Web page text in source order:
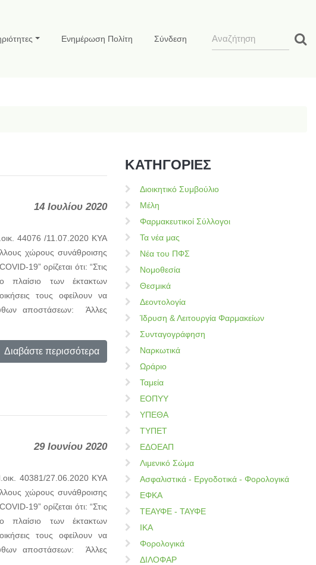
Ενημέρωση Πολίτη Σύνδεση
14 Ιουλίου 2020
44076 /11.07.2020 ΚΥΑ
χώρους συνάθροισης
19” ορίζεται ότι: “Στις
πλαίσιο των έκτακτων
τους οφείλουν να
αποστάσεων: Άλλες
Διαβάστε περισσότερα
29 Ιουνίου 2020
40381/27.06.2020 ΚΥΑ
χώρους συνάθροισης
19” ορίζεται ότι: “Στις
πλαίσιο των έκτακτων
τους οφείλουν να
αποστάσεων: Άλλες
ΚΑΤΗΓΟΡΙΕΣ
Διοικητικό Συμβούλιο
Μέλη
Φαρμακευτικοί Σύλλογοι
Τα νέα μας
Νέα του ΠΦΣ
Νομοθεσία
Θεσμικά
Δεοντολογία
Ίδρυση & Λειτουργία Φαρμακείων
Συνταγογράφηση
Ναρκωτικά
Ωράριο
Ταμεία
ΕΟΠΥΥ
ΥΠΕΘΑ
ΤΥΠΕΤ
ΕΔΟΕΑΠ
Λιμενικό Σώμα
Ασφαλιστικά - Εργοδοτικά - Φορολογικά
ΕΦΚΑ
ΤΕΑΥΦΕ - ΤΑΥΦΕ
ΙΚΑ
Φορολογικά
ΔΙΛΟΦΑΡ